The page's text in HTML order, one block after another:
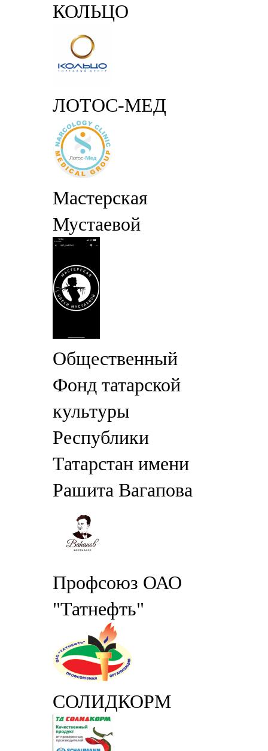
КОЛЬЦО
ЛОТОС-МЕД
Мастерская
Мустаевой
Общественный
Фонд татарской
культуры
Республики
Татарстан имени
Рашита Вагапова
Профсоюз ОАО
"Татнефть"
СОЛИДКОРМ